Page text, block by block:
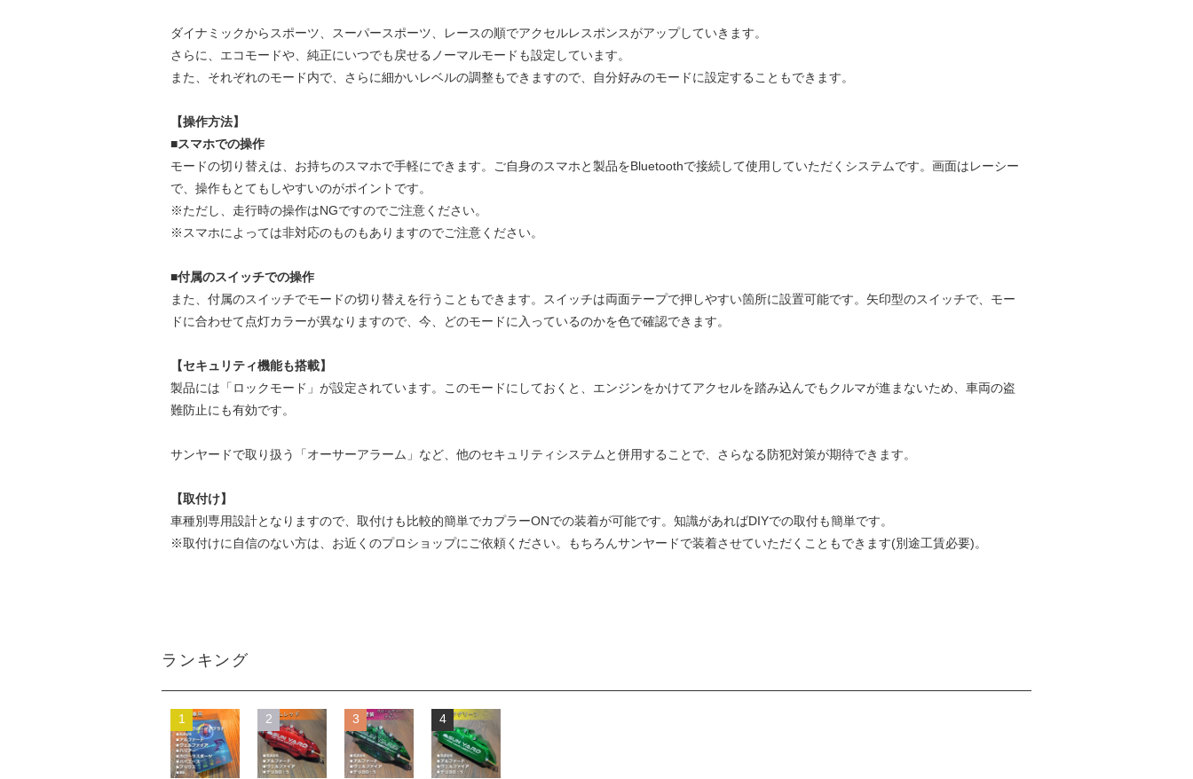
ダイナミックからスポーツ、スーパースポーツ、レースの順でアクセルレスポンスがアップしていきます。
さらに、エコモードや、純正にいつでも戻せるノーマルモードも設定しています。
また、それぞれのモード内で、さらに細かいレベルの調整もできますので、自分好みのモードに設定することもできます。
【操作方法】
■スマホでの操作
モードの切り替えは、お持ちのスマホで手軽にできます。ご自身のスマホと製品をBluetoothで接続して使用していただくシステムです。画面はレーシー
で、操作もとてもしやすいのがポイントです。
※ただし、走行時の操作はNGですのでご注意ください。
※スマホによっては非対応のものもありますのでご注意ください。
■付属のスイッチでの操作
また、付属のスイッチでモードの切り替えを行うこともできます。スイッチは両面テープで押しやすい箇所に設置可能です。矢印型のスイッチで、モー
ドに合わせて点灯カラーが異なりますので、今、どのモードに入っているのかを色で確認できます。
【セキュリティ機能も搭載】
製品には「ロックモード」が設定されています。このモードにしておくと、エンジンをかけてアクセルを踏み込んでもクルマが進まないため、車両の盗
難防止にも有効です。
サンヤードで取り扱う「オーサーアラーム」など、他のセキュリティシステムと併用することで、さらなる防犯対策が期待できます。
【取付け】
車種別専用設計となりますので、取付けも比較的簡単でカプラーONでの装着が可能です。知識があればDIYでの取付も簡単です。
※取付けに自信のない方は、お近くのプロショップにご依頼ください。もちろんサンヤードで装着させていただくこともできます(別途工賃必要)。
ランキング
1 2 3 4